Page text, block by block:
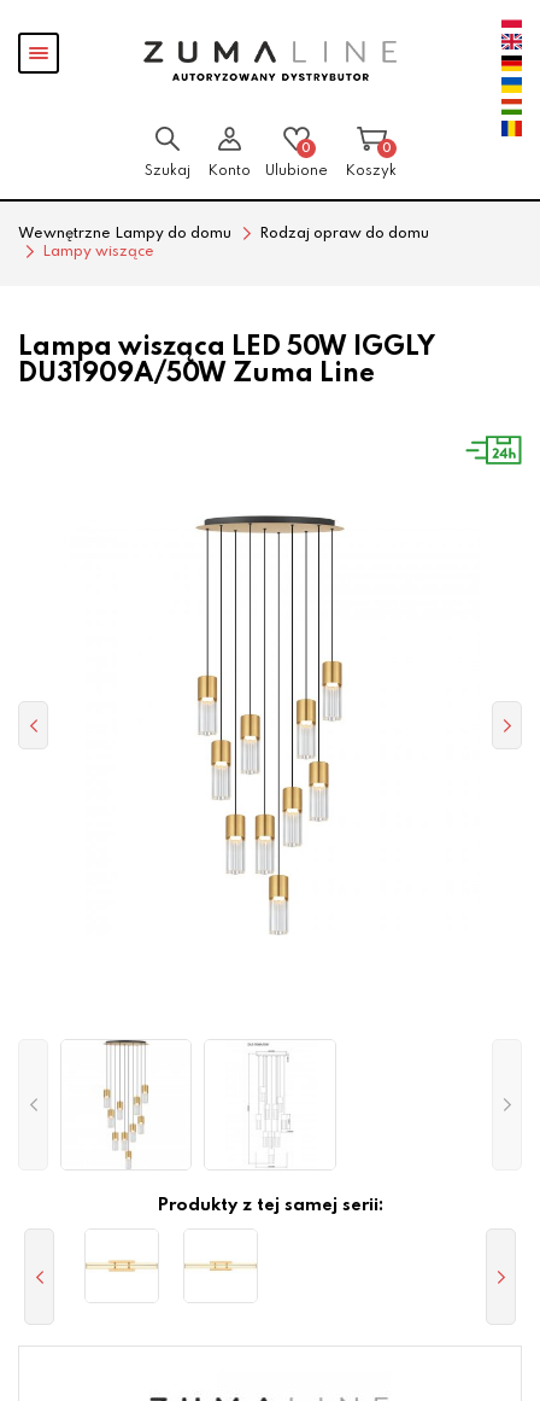
Pokaż
menu
Szukaj Konto
0
Ulubione
0
Koszyk
Wewnętrzne Lampy do domu
Rodzaj opraw do domu
Lampy wiszące
Lampa wisząca LED 50W IGGLY
DU31909A/50W Zuma Line
Produkty z tej samej serii: